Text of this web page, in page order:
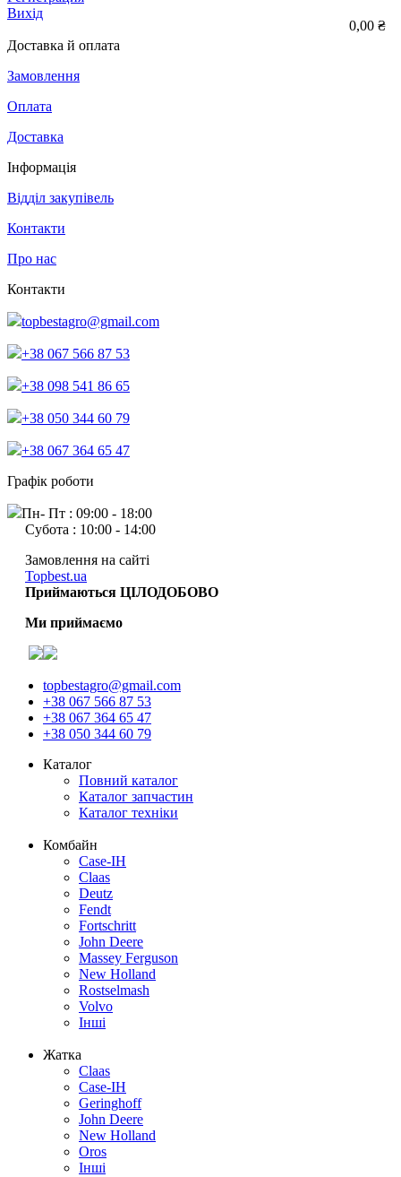
0,00 ₴
Вихід
Доставка й оплата
Замовлення
Оплата
Доставка
Інформація
Відділ закупівель
Контакти
Про нас
Контакти
topbestagro@gmail.com
+38 067 566 87 53
+38 098 541 86 65
+38 050 344 60 79
+38 067 364 65 47
Графік роботи
Пн- Пт : 09:00 - 18:00
Субота : 10:00 - 14:00
Замовлення на сайті
Topbest.ua
Приймаються ЦІЛОДОБОВО
Ми приймаємо
topbestagro@gmail.com
+38 067 566 87 53
+38 067 364 65 47
+38 050 344 60 79
Каталог
Повний каталог
Каталог запчастин
Каталог техніки
Комбайн
Case-IH
Claas
Deutz
Fendt
Fortschritt
John Deere
Massey Ferguson
New Holland
Rostselmash
Volvo
Інші
Жатка
Claas
Case-IH
Geringhoff
John Deere
New Holland
Oros
Інші